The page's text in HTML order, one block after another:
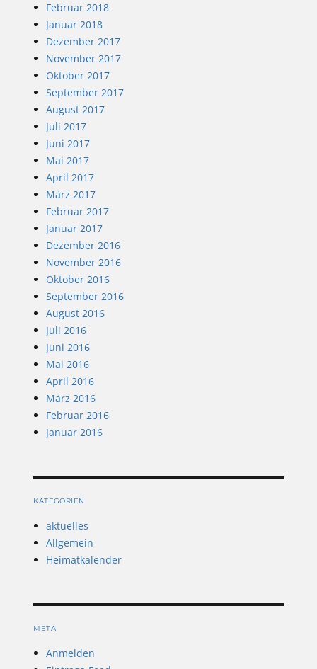
Februar 2018
Januar 2018
Dezember 2017
November 2017
Oktober 2017
September 2017
August 2017
Juli 2017
Juni 2017
Mai 2017
April 2017
März 2017
Februar 2017
Januar 2017
Dezember 2016
November 2016
Oktober 2016
September 2016
August 2016
Juli 2016
Juni 2016
Mai 2016
April 2016
März 2016
Februar 2016
Januar 2016
KATEGORIEN
aktuelles
Allgemein
Heimatkalender
META
Anmelden